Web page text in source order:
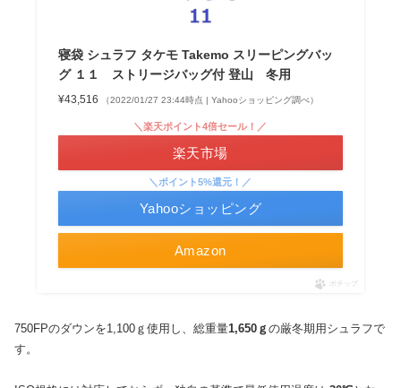
寝袋 シュラフ タケモ Takemo スリーピングバッ
グ １１ ストリージバッグ付 登山 冬用
¥43,516 （2022/01/27 23:44時点 | Yahooショッピング調べ）
Amazon
＼楽天ポイント4倍セール！／
楽天市場
＼ポイント5%還元！／
Yahooショッピング
ポチップ
750FPのダウンを1,100ｇ使用し、総重量1,650ｇ の厳冬期用シュラフで
す。